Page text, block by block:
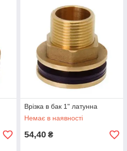
Врізка в бак 1" латунна
Немає в наявності
54,40 ₴